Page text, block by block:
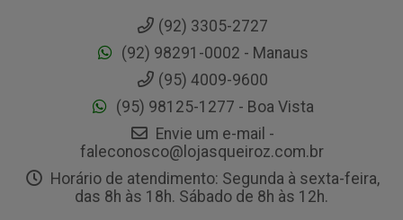
(92) 3305-2727
(92) 98291-0002 - Manaus
(95) 4009-9600
(95) 98125-1277 - Boa Vista
Envie um e-mail -
faleconosco@lojasqueiroz.com.br
Horário de atendimento: Segunda à sexta-feira,
das 8h às 18h. Sábado de 8h às 12h.